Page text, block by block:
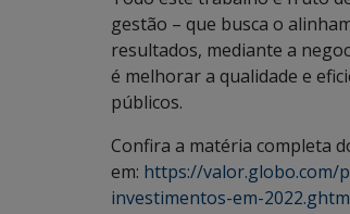
gestão – que busca o
resultados, mediante a
é melhorar a qualidade e
públicos.
Confira a matéria completa
em: https://valor.globo.com/
investimentos-em-